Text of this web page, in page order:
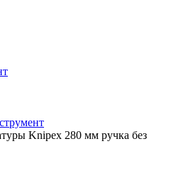
Knipex 280 мм ручка без